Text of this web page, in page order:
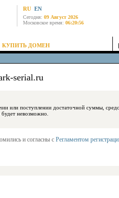
RU EN
Сегодня: 09 Август 2026
Московское время: 06:20:56
КУПИТЬ ДОМЕН
serial.ru
поступлении достаточной суммы, средства будут
будет невозможно.
и согласны с Регламентом